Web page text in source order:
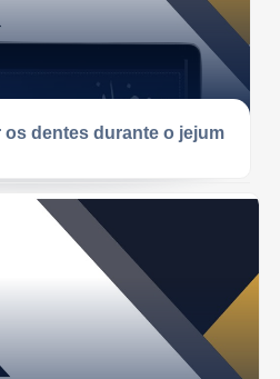
dentes durante o jejum?